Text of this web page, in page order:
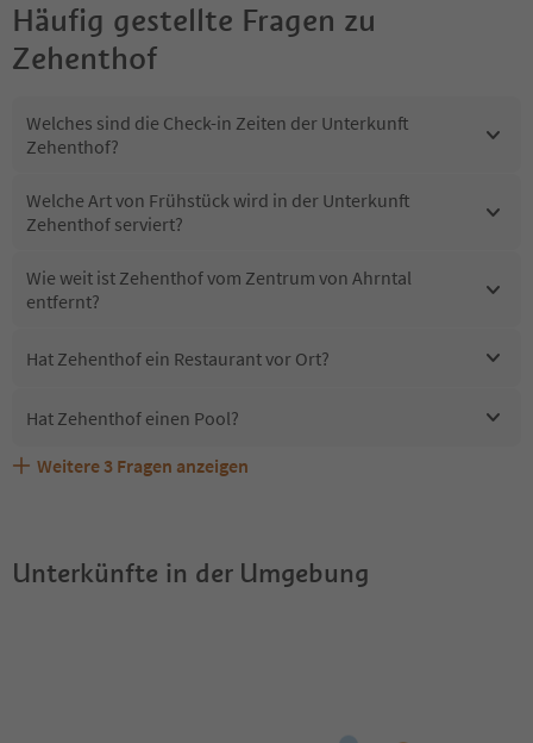
Häufig gestellte Fragen zu
Zehenthof
Welches sind die Check-in Zeiten der Unterkunft
Zehenthof?
Welche Art von Frühstück wird in der Unterkunft
Zehenthof serviert?
Wie weit ist Zehenthof vom Zentrum von Ahrntal
entfernt?
Hat Zehenthof ein Restaurant vor Ort?
Hat Zehenthof einen Pool?
Sind Haustiere in der Unterkunft Zehenthof erlaubt?
Welche Services bietet Zehenthof?
Erhalten die Gäste von Zehenthof einen Südtirol
Weitere 3 Fragen anzeigen
Unterkünfte in der Umgebung